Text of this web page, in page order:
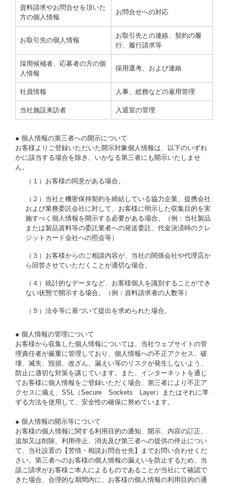
資料請求やお問合せを頂いた
方の個人情報
お問合せへの対応
お取引先の個人情報
お取引先との連絡、契約の履
行、履行請求等
採用候補者、応募者の方の個
人情報
採用選考、および連絡
社員情報 人事、総務などの雇用管理
当社施設来訪者 入退室の管理
● 個人情報の第三者への開示について
お客様よりご登録いただいた開示対象個人情報は、以下のいずれ
かに該当する場合を除き、いかなる第三者にも開示いたしませ
ん。
（１）お客様の同意がある場合。
（２）当社と機密保持契約を締結している協力企業、提携会社
および業務委託会社に対して、お客様に明示した収集目的を実
施すべく個人情報を開示する必要がある場合。（例：当社製品
または製品資料等の委託業者への発送委託、代金決済時のクレ
ジットカード会社への照会等）
（３）お客様からのご相談内容が、当社の関係会社や代理店か
ら回答させていただくことが適切な場合。
（４）統計的なデータなど、お客様個人を識別することができ
ない状態で開示する場合。（例：資料請求者の人数等）
（５）法令等に基づいて提出を求められた場合。
● 個人情報の管理について
お客様から収集した個人情報については、当社ウェブサイトの管
理責任者が厳重に管理しており、個人情報への不正アクセス、破
壊、滅失、毀損、改ざん、漏えい等のリスクが発生しないよう、
防止に適切な対策を講じています。また、インターネットを通じ
てお客様に個人情報をご登録いただく場合、第三者により不正ア
クセスに備え、SSL（Secure Sockets Layer）またはそれに準
ずる方法を使用して、安全性の確保に努めています。
● 個人情報の開示等について
お客様の個人情報に関する利用目的の通知、開示、内容の訂正、
追加又は削除、利用停止、消去及び第三者への提供の停止につい
て、当社設置の【苦情・相談お問合せ先】までお問い合わせくだ
さい。第三者へのお客様の個人情報の漏えいを防止するため、当
該ご請求がお客様ご本人によるものであることが当社にて確認で
きた場合、合理的な期間内に、お客様の個人情報の利用目的の通